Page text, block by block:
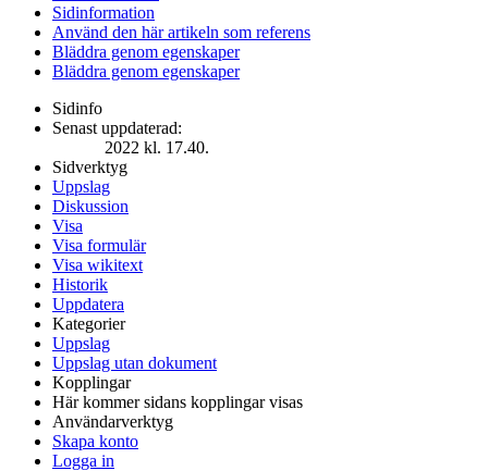
Sidinformation
Använd den här artikeln som referens
Bläddra genom egenskaper
Bläddra genom egenskaper
Sidinfo
Senast uppdaterad:
2022 kl. 17.40.
Sidverktyg
Uppslag
Diskussion
Visa
Visa formulär
Visa wikitext
Historik
Uppdatera
Kategorier
Uppslag
Uppslag utan dokument
Kopplingar
Här kommer sidans kopplingar visas
Användarverktyg
Skapa konto
Logga in